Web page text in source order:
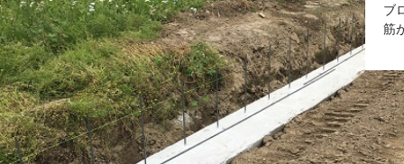
ブ
筋